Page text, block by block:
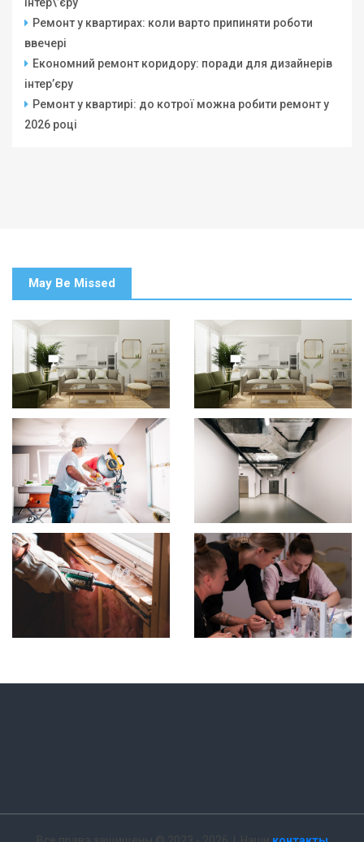
Ремонт у квартирах: коли варто припиняти роботи
ввечері
Економний ремонт коридору: поради для дизайнерів
інтер’єру
Ремонт у квартирі: до котрої можна робити ремонт у
2026 році
May Be Missed